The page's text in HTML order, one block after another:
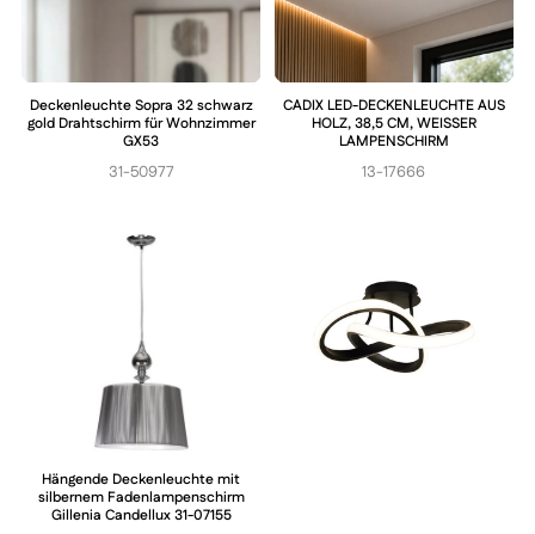
Deckenleuchte Sopra 32 schwarz
gold Drahtschirm für Wohnzimmer
GX53
31-50977
CADIX LED-DECKENLEUCHTE AUS
HOLZ, 38,5 CM, WEISSER
LAMPENSCHIRM
13-17666
Hängende Deckenleuchte mit
silbernem Fadenlampenschirm
Gillenia Candellux 31-07155